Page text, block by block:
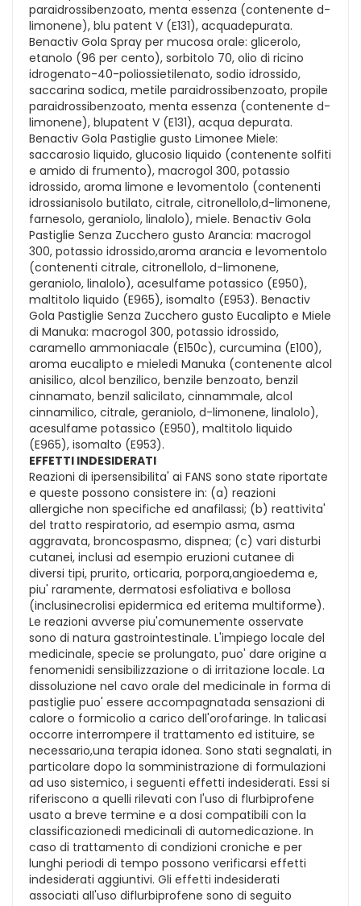
paraidrossibenzoato, menta essenza (contenente d-
limonene), blu patent V (E131), acquadepurata.
Benactiv Gola Spray per mucosa orale: glicerolo,
etanolo (96 per cento), sorbitolo 70, olio di ricino
idrogenato-40-poliossietilenato, sodio idrossido,
saccarina sodica, metile paraidrossibenzoato, propile
paraidrossibenzoato, menta essenza (contenente d-
limonene), blupatent V (E131), acqua depurata.
Benactiv Gola Pastiglie gusto Limonee Miele:
saccarosio liquido, glucosio liquido (contenente solfiti
e amido di frumento), macrogol 300, potassio
idrossido, aroma limone e levomentolo (contenenti
idrossianisolo butilato, citrale, citronellolo,d-limonene,
farnesolo, geraniolo, linalolo), miele. Benactiv Gola
Pastiglie Senza Zucchero gusto Arancia: macrogol
300, potassio idrossido,aroma arancia e levomentolo
(contenenti citrale, citronellolo, d-limonene,
geraniolo, linalolo), acesulfame potassico (E950),
maltitolo liquido (E965), isomalto (E953). Benactiv
Gola Pastiglie Senza Zucchero gusto Eucalipto e Miele
di Manuka: macrogol 300, potassio idrossido,
caramello ammoniacale (E150c), curcumina (E100),
aroma eucalipto e mieledi Manuka (contenente alcol
anisilico, alcol benzilico, benzile benzoato, benzil
cinnamato, benzil salicilato, cinnammale, alcol
cinnamilico, citrale, geraniolo, d-limonene, linalolo),
acesulfame potassico (E950), maltitolo liquido
(E965), isomalto (E953).
EFFETTI INDESIDERATI
Reazioni di ipersensibilita' ai FANS sono state riportate
e queste possono consistere in: (a) reazioni
allergiche non specifiche ed anafilassi; (b) reattivita'
del tratto respiratorio, ad esempio asma, asma
aggravata, broncospasmo, dispnea; (c) vari disturbi
cutanei, inclusi ad esempio eruzioni cutanee di
diversi tipi, prurito, orticaria, porpora,angioedema e,
piu' raramente, dermatosi esfoliativa e bollosa
(inclusinecrolisi epidermica ed eritema multiforme).
Le reazioni avverse piu'comunemente osservate
sono di natura gastrointestinale. L'impiego locale del
medicinale, specie se prolungato, puo' dare origine a
fenomenidi sensibilizzazione o di irritazione locale. La
dissoluzione nel cavo orale del medicinale in forma di
pastiglie puo' essere accompagnatada sensazioni di
calore o formicolio a carico dell'orofaringe. In talicasi
occorre interrompere il trattamento ed istituire, se
necessario,una terapia idonea. Sono stati segnalati, in
particolare dopo la somministrazione di formulazioni
ad uso sistemico, i seguenti effetti indesiderati. Essi si
riferiscono a quelli rilevati con l'uso di flurbiprofene
usato a breve termine e a dosi compatibili con la
classificazionedi medicinali di automedicazione. In
caso di trattamento di condizioni croniche e per
lunghi periodi di tempo possono verificarsi effetti
indesiderati aggiuntivi. Gli effetti indesiderati
associati all'uso diflurbiprofene sono di seguito